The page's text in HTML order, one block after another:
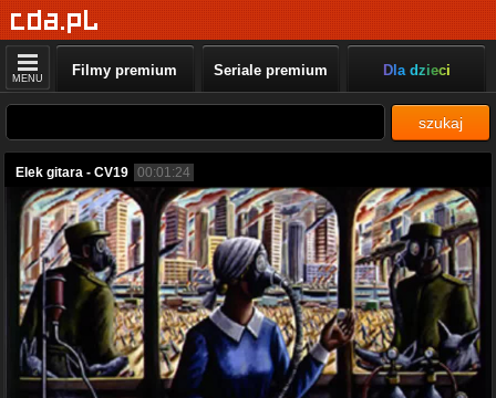
MENU Filmy premium Seriale premium Dla dzieci
szukaj
Elek gitara - CV19 00:01:24